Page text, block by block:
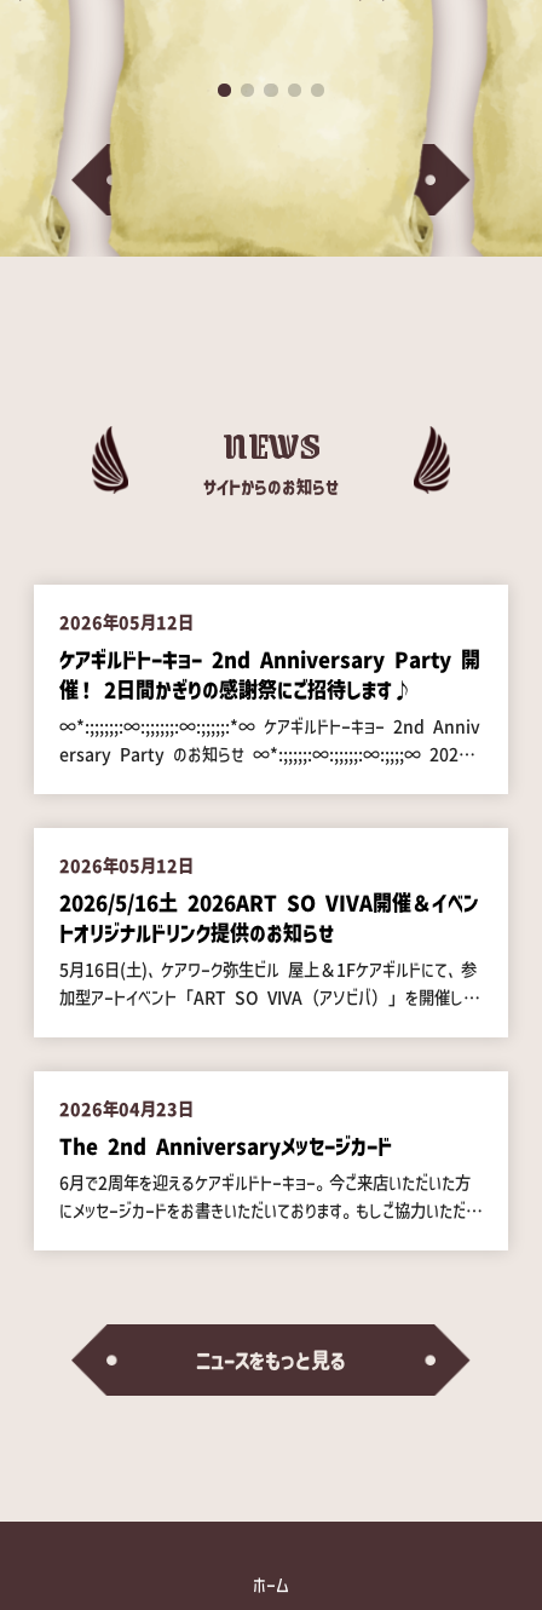
NEWS
サイトからのお知らせ
2026年05月12日
ケアギルドトーキョー 2nd Anniversary Party 開
催！ 2日間かぎりの感謝祭にご招待します♪
∞*:;;;;;;:∞:;;;;;;:∞:;;;;;:*∞ ケアギルドトーキョー 2nd Anniv
ersary Party のお知らせ ∞*:;;;;;:∞:;;;;;:∞:;;;;∞ 2024
と詰め込んで、2周年のアニバーサリーパーティーを2日間開催しま
す！ｲｴ━━٩(*´ᗜ`)ㅅ(ˊᗜˋ*)و━━ｲ 2周年パーティーのここが
楽しい！飲み放題で、とことん乾杯！ いつものお気に入りから、
ちょっと気になるあの一杯まで、ゆっくり楽しめます。 入場特典つ
きのスペシャルメニュー ウイスキー、クラフトビール、お惣菜など、パ
ーティーだからこその特別メニューをご用意します。 豪華賞品が当た
ど、日替わりで違うメンバーと楽しむのも大歓迎です。 開催概要
日時： 2025年6月5日（金） & 6日（土） 18:00 - 21:3
0 場所： ケアギルドトーキョー @根津（TEL 03-3830-099
5） 東京都文京区弥生2-15-13-1F （東京メトロ千代田線
10分／JR上野駅から車で約7分） アクセスはこちら▶︎ Googl
および各種お支払い方法可）子ども：3,000円2日間とも参加さ
れる方は、合計金額から【1,000円引き】になります。 お申込
み方法参加をご希望の方は、 ケアギルドトーキョー店頭でスタッフ
も大歓迎。 「ちょっと気になるな…」と思ってくださった方、この
2026年05月12日
2026/5/16土 2026ART SO VIVA開催＆イベン
トオリジナルドリンク提供のお知らせ
5月16日(土)、ケアワーク弥生ビル 屋上＆1Fケアギルドにて、参
加型アートイベント「ART SO VIVA（アソビバ）」を開催しま
ンジ、ハケ、ローラーなど、さまざまな道具を使いながら、自由に表
現できる時間をご用意しています。 アートが好きな方、人と関わる
ことが好きな方、地域のあたたかい場づくりに関心のある方は、ぜ
ひお気軽にご参加ください。 当日はケアギルドトーキョー前のウッド
デッキでもキャンバスを広げてお絵描きができます！！！また、イベ
ント開催にあわせて、当日限定のオリジナルドリンクメニューもご提
日(土) 13:00〜16:00 ・会場：ケアワーク弥生ビル 屋上 ＆
1Fケアギルド（東京都文京区弥生2-15-13） ・参加費：無料
（オリジナルドリンクは当日メニューをご覧ください）みなさまのご
2026年04月23日
The 2nd Anniversaryメッセージカード
6月で2周年を迎えるケアギルドトーキョー。今ご来店いただいた方
にメッセージカードをお書きいただいております。もしご協力いただけ
ニュースをもっと見る
ホーム